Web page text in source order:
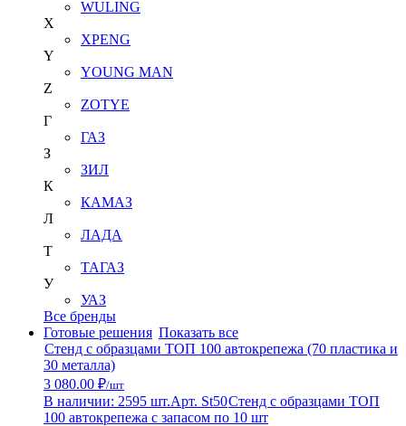
WULING
X
XPENG
Y
YOUNG MAN
Z
ZOTYE
Г
ГАЗ
З
ЗИЛ
К
КАМАЗ
Л
ЛАДА
Т
ТАГАЗ
У
УАЗ
Все бренды
Готовые решения Показать все
Стенд с образцами ТОП 100 автокрепежа (70 пластика и
30 металла)
3 080.00 ₽/шт
В наличии: 2595 шт.Арт. St50Стенд с образцами ТОП
100 автокрепежа с запасом по 10 шт